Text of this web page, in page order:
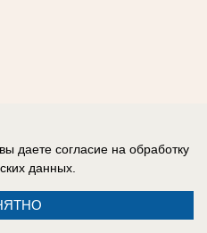
даете согласие на обработку
данных.